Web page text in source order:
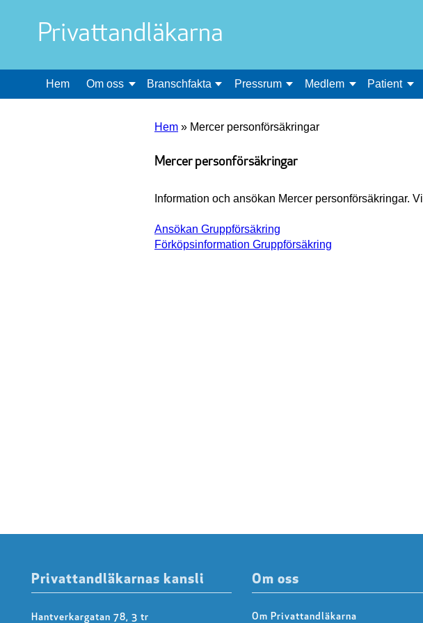
Privattandläkarna
Hem Om oss Branschfakta Pressrum Medlem Patient
Hem » Mercer personförsäkringar
Mercer personförsäkringar
Information och ansökan Mercer personförsäkringar.
Ansökan Gruppförsäkring
Förköpsinformation Gruppförsäkring
Privattandläkarnas kansli
Hantverkargatan 78, 3 tr
Om oss
Om Privattandläkarna